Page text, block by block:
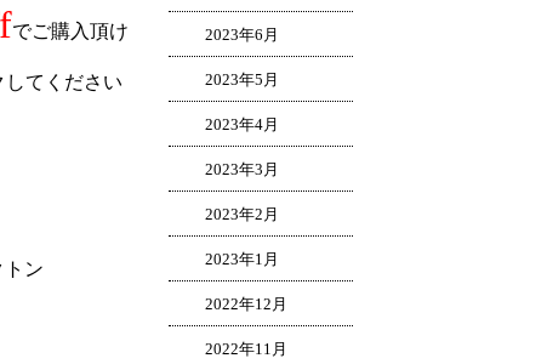
でご購入頂け
てください
トン
2023年6月
2023年5月
2023年4月
2023年3月
2023年2月
2023年1月
2022年12月
2022年11月